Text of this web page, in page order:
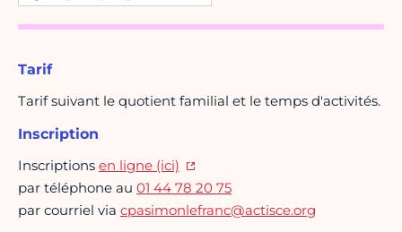
Tarif
Tarif suivant le quotient familial et le temps d'activités.
Inscription
Inscriptions en ligne (ici)
par téléphone au 01 44 78 20 75
par courriel via cpasimonlefranc@actisce.org